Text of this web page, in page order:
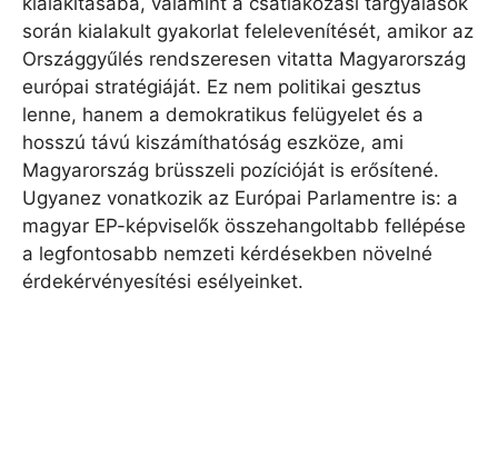
során kialakult gyakorlat felelevenítését, amikor az
Országgyűlés rendszeresen vitatta Magyarország
európai stratégiáját. Ez nem politikai gesztus
lenne, hanem a demokratikus felügyelet és a
hosszú távú kiszámíthatóság eszköze, ami
Magyarország brüsszeli pozícióját is erősítené.
Ugyanez vonatkozik az Európai Parlamentre is: a
magyar EP-képviselők összehangoltabb fellépése
a legfontosabb nemzeti kérdésekben növelné
érdekérvényesítési esélyeinket.